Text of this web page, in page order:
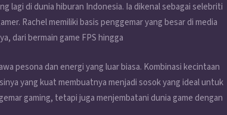
lagi di dunia hiburan Indonesia. Ia dikenal sebagai selebriti
Rachel memiliki basis penggemar yang besar di media
dari bermain game FPS hingga
pesona dan energi yang luar biasa. Kombinasi kecintaan
yang kuat membuatnya menjadi sosok yang ideal untuk
gaming, tetapi juga menjembatani dunia game dengan